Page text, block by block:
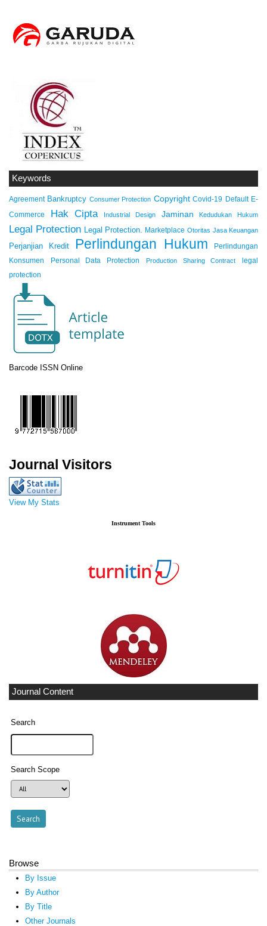
Barcode ISSN Online
Journal Visitors
View My Stats
Instrument Tools
Journal Content
Search
Search Scope
Browse
By Issue
By Author
By Title
Other Journals
Keywords
Agreement Bankruptcy Consumer Protection Copyright Covid-19 Default E-
Commerce
Hak Cipta Industrial Design Jaminan Kedudukan Hukum
Legal Protection Legal Protection. Marketplace Otoritas Jasa Keuangan
Perjanjian Kredit Perlindungan Hukum
Perlindungan
Konsumen
Personal Data Protection Production Sharing Contract
legal
protection